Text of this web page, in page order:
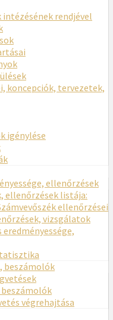
intézésének rendjével
koncepciók, tervezetek,
igénylése
ellenőrzések
ellenőrzések listája:
ellenőrzései
vizsgálatok
eredményessége,
beszámolók
végrehajtása